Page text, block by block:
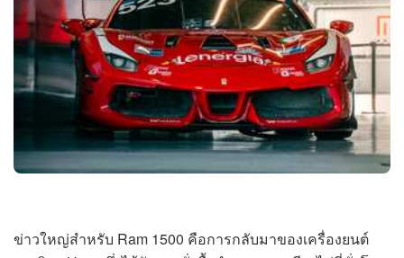
ข่าวใหญ่สำหรับ Ram 1500 คือการกลับมาของเครื่องยนต์